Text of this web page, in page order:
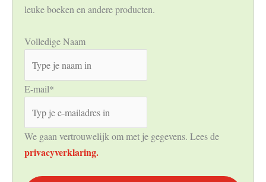
leuke boeken en andere producten.
Volledige Naam
E-mail*
We gaan vertrouwelijk om met je gegevens. Lees de
privacyverklaring.